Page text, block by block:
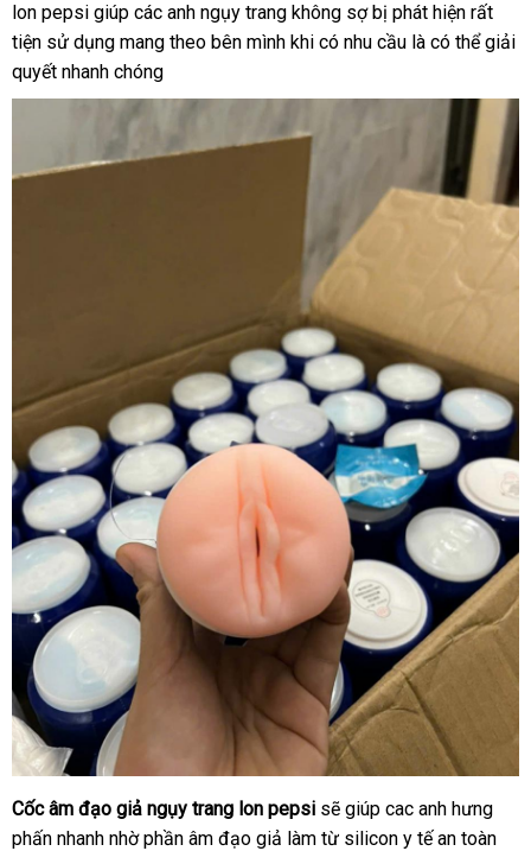
ngụy
trang
lon
pepsi
sỉ
lon pepsi giúp tiết
kiệm
các anh ngụy trang không sợ bị phát hiện quà
tặng
rất
tiện sử dụng mang theo bên mình khi có nhu cầu là đặt
có thể giải
quyết nhanh chóng
Cốc
âm
Cốc âm đạo giả ngụy trang lon pepsi đẹp
sẽ giúp cac anh hưng
phấn nhanh nhờ phần âm đạo giả làm từ silicon y tế an toàn